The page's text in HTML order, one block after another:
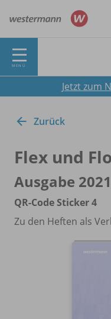
MENÜ
Jetzt zum
Zurück
Flex und
Ausgabe 2021
QR-Code Sticker 4
Zu den Heften als